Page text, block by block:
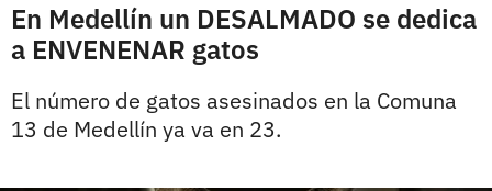
En Medellín un DESALMADO se dedica
a ENVENENAR gatos
El número de gatos asesinados en la Comuna
13 de Medellín ya va en 23.